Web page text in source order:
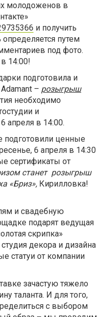
молодоженов в
и получить
путем
под фото.
14:00!
подготовила и
– розыгрыш
необходимо
и
апреля в 14:00.
ценные
6 апреля в 14:30
сертификаты от
станет розыгрыш
«Бриз», Кирилловка!
и свадебную
подарят ведущая
скрипка»
декора и дизайна
статуи от компании
зачастую тяжело
таланта. И для того,
с выбором